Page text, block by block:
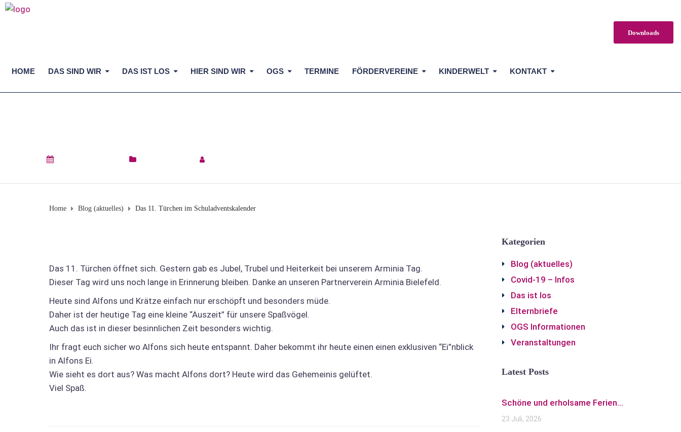
Downloads
HOME DAS SIND WIR DAS IST LOS HIER SIND WIR OGS TERMINE FÖRDERVEREINE KINDERWELT KONTAKT
Home Blog (aktuelles) Das 11. Türchen im Schuladventskalender
Das 11. Türchen öffnet sich. Gestern gab es Jubel, Trubel und Heiterkeit bei unserem Arminia Tag.
Dieser Tag wird uns noch lange in Erinnerung bleiben. Danke an unseren Partnerverein Arminia Bielefeld.
Heute sind Alfons und Krätze einfach nur erschöpft und besonders müde.
Daher ist der heutige Tag eine kleine “Auszeit” für unsere Spaßvögel.
Auch das ist in dieser besinnlichen Zeit besonders wichtig.
Ihr fragt euch sicher wo Alfons sich heute entspannt. Daher bekommt ihr heute einen einen exklusiven “Ei”nblick
in Alfons Ei.
Wie sieht es dort aus? Was macht Alfons dort? Heute wird das Gehemeinis gelüftet.
Viel Spaß.
Kategorien
Blog (aktuelles)
Covid-19 – Infos
Das ist los
Elternbriefe
OGS Informationen
Veranstaltungen
Latest Posts
Schöne und erholsame Ferien...
23 Juli, 2026